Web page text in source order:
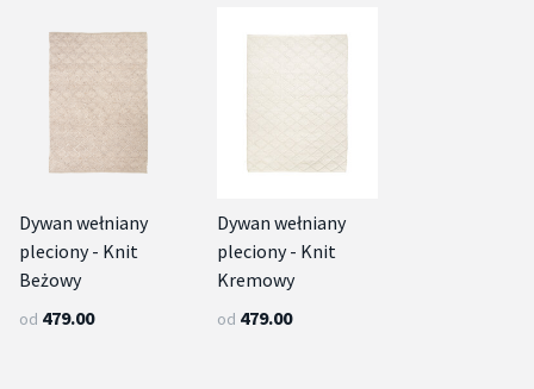
Dywan wełniany
pleciony - Knit
Beżowy
od 479.00
Dywan wełniany
pleciony - Knit
Kremowy
od 479.00